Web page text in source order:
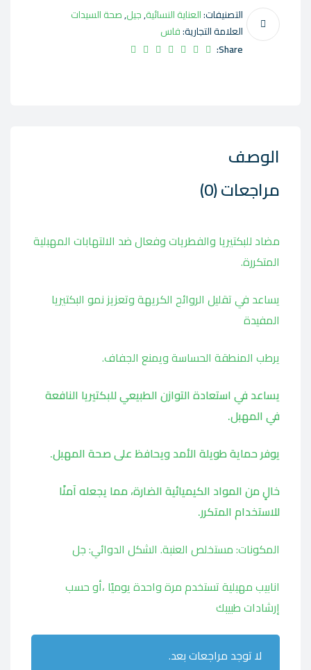
التصنيفات:العناية النسائية,جيل,صحة السيدات
العلامة التجارية:فاس
Share:
الوصف
مراجعات (0)
مضاد للبكتيريا والفطريات وفعال ضد الالتهابات المهبلية
المتكررة.
يساعد في تقليل الروائح الكريهة وتعزيز نمو البكتيريا
المفيدة
يرطب المنطقة الحساسة ويمنع الجفاف.
يساعد في استعادة التوازن الطبيعي للبكتيريا النافعة
في المهبل.
يوفر حماية طويلة الأمد ويحافظ على صحة المهبل.
خالٍ من المواد الكيميائية الضارة، مما يجعله آمنًا
للاستخدام المتكرر.
المكونات: مستخلص العنبة. الشكل الدوائي: جل
انابيب مهبلية تستخدم مرة واحدة يوميًا ،أو حسب
إرشادات طبيبك
لا توجد مراجعات بعد.